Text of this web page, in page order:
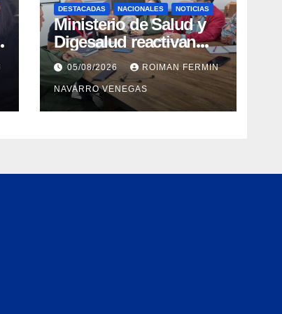
DESTACADAS NACIONALES NOTICIAS
Ministerio de Salud y
Digesalud reactivan
lazos para la vigilancia
epidemiológica y el
control de
enfermedades
05/08/2026 ROIMAN FERMIN
NAVARRO VENEGAS